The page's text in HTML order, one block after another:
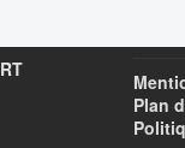
Plan